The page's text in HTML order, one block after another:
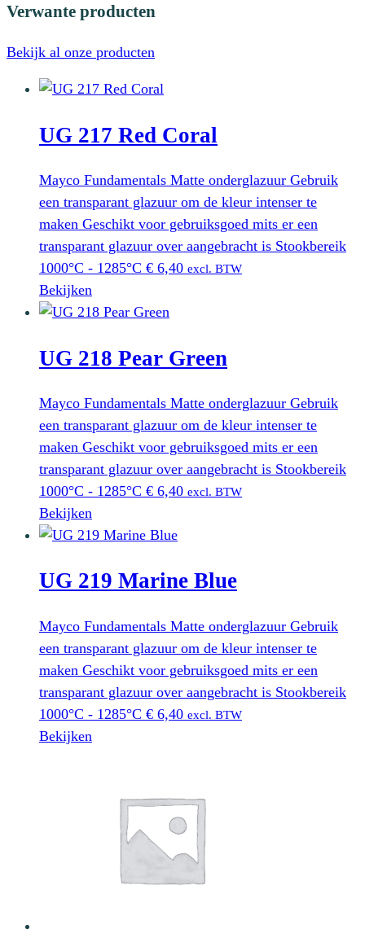
Verwante producten
Bekijk al onze producten
UG 217 Red Coral
Mayco Fundamentals Matte onderglazuur Gebruik
een transparant glazuur om de kleur intenser te
maken Geschikt voor gebruiksgoed mits er een
transparant glazuur over aangebracht is Stookbereik
1000°C - 1285°C € 6,40 excl. BTW
Bekijken
UG 218 Pear Green
Mayco Fundamentals Matte onderglazuur Gebruik
een transparant glazuur om de kleur intenser te
maken Geschikt voor gebruiksgoed mits er een
transparant glazuur over aangebracht is Stookbereik
1000°C - 1285°C € 6,40 excl. BTW
Bekijken
UG 219 Marine Blue
Mayco Fundamentals Matte onderglazuur Gebruik
een transparant glazuur om de kleur intenser te
maken Geschikt voor gebruiksgoed mits er een
transparant glazuur over aangebracht is Stookbereik
1000°C - 1285°C € 6,40 excl. BTW
Bekijken